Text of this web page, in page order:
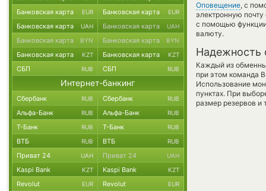
Оповещение, с
электронную
с помощью
валюту.
Надежность
Каждый из
при этом команда
Использование
пунктах. При
размер резервов и
Банковская карта EUR Банковская карта EUR
Банковская карта UAH Банковская карта UAH
Банковская карта BYN Банковская карта BYN
Банковская карта KZT Банковская карта KZT
СБП RUB СБП RUB
Интернет-банкинг
Сбербанк RUB Сбербанк RUB
Альфа-Банк RUB Альфа-Банк RUB
Т-Банк RUB Т-Банк RUB
ВТБ RUB ВТБ RUB
Приват 24 UAH Приват 24 UAH
Kaspi Bank KZT Kaspi Bank KZT
Revolut EUR Revolut EUR